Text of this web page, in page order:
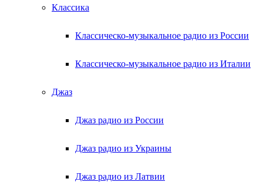
Классика
Классическо-музыкальное радио из России
Классическо-музыкальное радио из Италии
Джаз
Джаз радио из России
Джаз радио из Украины
Джаз радио из Латвии